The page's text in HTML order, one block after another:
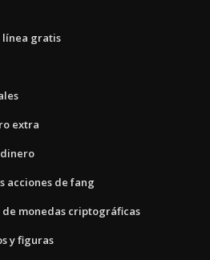
línea gratis
extra
acciones de fang
monedas criptográficas
y figuras